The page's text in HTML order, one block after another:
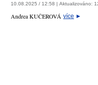
10.08.2025 / 12:58 | Aktualizováno:
Andrea KUČEROVÁ více ►